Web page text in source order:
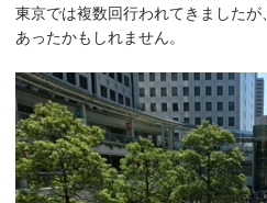
東京では複数回行われてきました
あったかもしれません。